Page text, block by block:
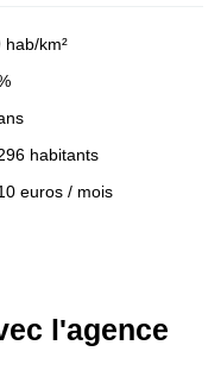
hab/km²
habitants
euros / mois
l'agence